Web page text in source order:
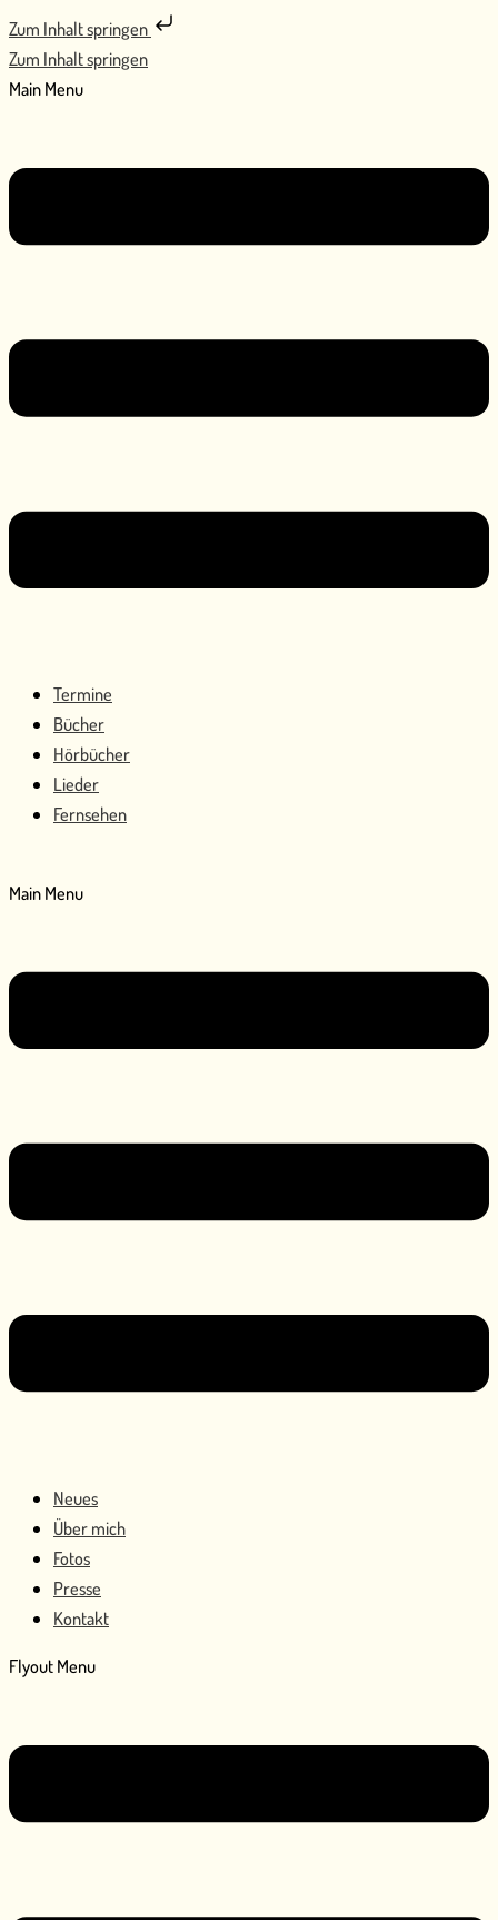
Zum Inhalt springen
Zum Inhalt springen
Main Menu
Termine
Bücher
Hörbücher
Lieder
Fernsehen
Main Menu
Neues
Über mich
Fotos
Presse
Kontakt
Flyout Menu